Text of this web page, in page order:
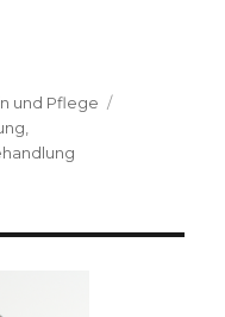
und Pflege